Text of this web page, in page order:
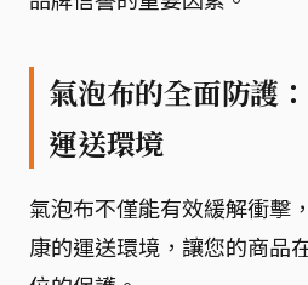
氣泡布的全面防護
運送環境
氣泡布不僅能有效緩解衝擊
康的運送環境，讓您的商品